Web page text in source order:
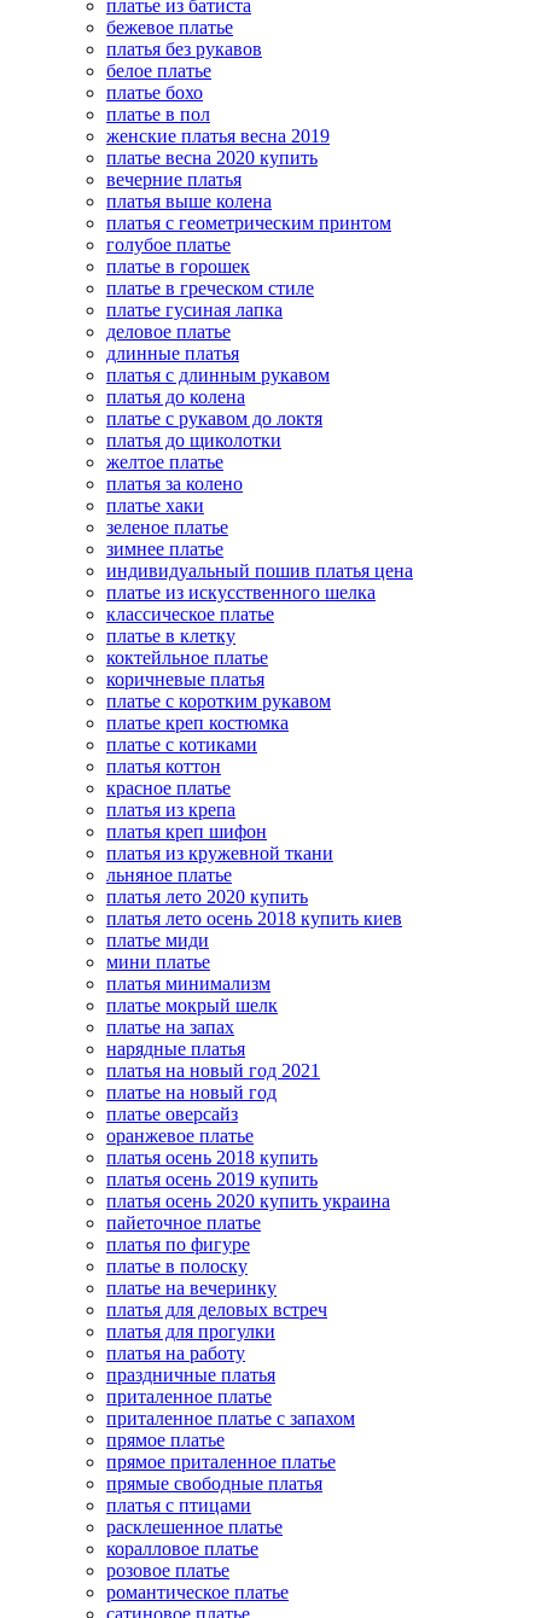
платье из батиста
бежевое платье
платья без рукавов
белое платье
платье бохо
платье в пол
женские платья весна 2019
платье весна 2020 купить
вечерние платья
платья выше колена
платья с геометрическим принтом
голубое платье
платье в горошек
платье в греческом стиле
платье гусиная лапка
деловое платье
длинные платья
платья с длинным рукавом
платья до колена
платье с рукавом до локтя
платья до щиколотки
желтое платье
платья за колено
платье хаки
зеленое платье
зимнее платье
индивидуальный пошив платья цена
платье из искусственного шелка
классическое платье
платье в клетку
коктейльное платье
коричневые платья
платье с коротким рукавом
платье креп костюмка
платье с котиками
платья коттон
красное платье
платья из крепа
платья креп шифон
платья из кружевной ткани
льняное платье
платья лето 2020 купить
платья лето осень 2018 купить киев
платье миди
мини платье
платья минимализм
платье мокрый шелк
платье на запах
нарядные платья
платья на новый год 2021
платье на новый год
платье оверсайз
оранжевое платье
платья осень 2018 купить
платья осень 2019 купить
платья осень 2020 купить украина
пайеточное платье
платья по фигуре
платье в полоску
платье на вечеринку
платья для деловых встреч
платья для прогулки
платья на работу
праздничные платья
приталенное платье
приталенное платье с запахом
прямое платье
прямое приталенное платье
прямые свободные платья
платья с птицами
расклешенное платье
коралловое платье
розовое платье
романтическое платье
сатиновое платье